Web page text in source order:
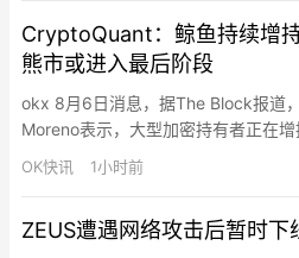
工程师代码修改量增…
CryptoQuant：鲸鱼持续增持
熊市或进入最后阶段
okx 8月6日消息，据The Block报道
Moreno表示，大型加密持有者正在
明熊市可能已进入最后阶段，但尚未
下跌。Moreno指出，当价格接近或
池）已从2025年12月的2…
OK快讯 1小时前
ZEUS遭遇网络攻击后暂时